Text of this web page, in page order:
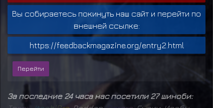
Вы собираетесь покинуть наш сайт и перейти по
внешней ссылке:
https://feedbackmagazine.org/entry2.html
За последние 24 часа нас посетили 27 шиноби: